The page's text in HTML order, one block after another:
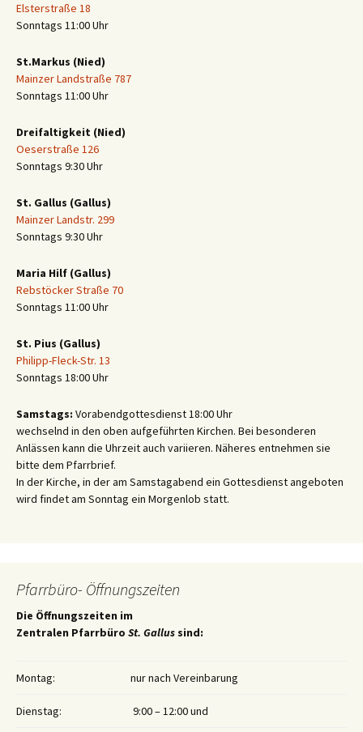
Elsterstraße 18
Sonntags 11:00 Uhr
St.Markus (Nied)
Mainzer Landstraße 787
Sonntags 11:00 Uhr
Dreifaltigkeit (Nied)
Oeserstraße 126
Sonntags 9:30 Uhr
St. Gallus (Gallus)
Mainzer Landstr. 299
Sonntags 9:30 Uhr
Maria Hilf (Gallus)
Rebstöcker Straße 70
Sonntags 11:00 Uhr
St. Pius (Gallus)
Philipp-Fleck-Str. 13
Sonntags 18:00 Uhr
Samstags: Vorabendgottesdienst 18:00 Uhr
wechselnd in den oben aufgeführten Kirchen. Bei besonderen
Anlässen kann die Uhrzeit auch variieren. Näheres entnehmen sie
bitte dem Pfarrbrief.
In der Kirche, in der am Samstagabend ein Gottesdienst angeboten
wird findet am Sonntag ein Morgenlob statt.
Pfarrbüro- Öffnungszeiten
Die Öffnungszeiten im
Zentralen Pfarrbüro St. Gallus sind:
Montag: nur nach Vereinbarung
Dienstag: 9:00 – 12:00 und